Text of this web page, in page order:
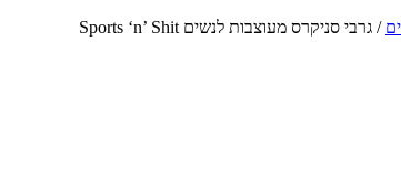
/ גרבי סניקרס מעוצבות לנשים Sports ‘n’ Shit